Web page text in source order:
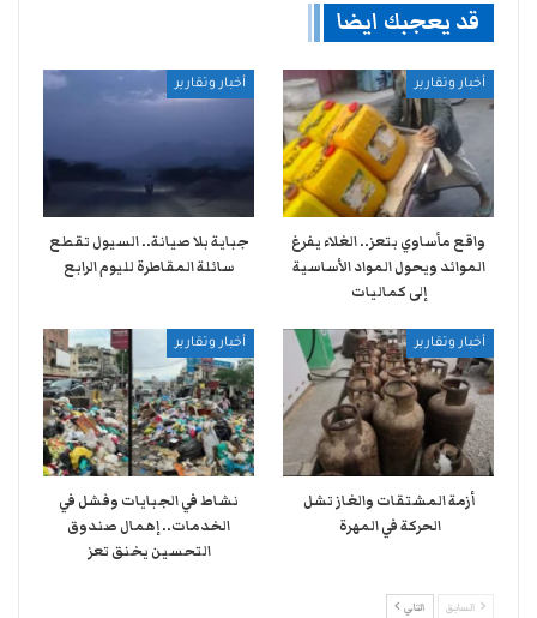
قد يعجبك ايضا
أخبار وتقارير
واقع مأساوي بتعز.. الغلاء يفرغ
الموائد ويحول المواد الأساسية
إلى كماليات
أخبار وتقارير
جباية بلا صيانة.. السيول تقطع
سائلة المقاطرة لليوم الرابع
أخبار وتقارير
أزمة المشتقات والغاز تشل
الحركة في المهرة ​
أخبار وتقارير
نشاط في الجبايات وفشل في
الخدمات.. إهمال صندوق
التحسين يخنق تعز
السابق التالي